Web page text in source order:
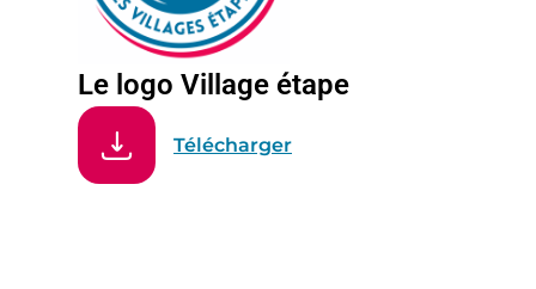
Le logo Village étape
Télécharger